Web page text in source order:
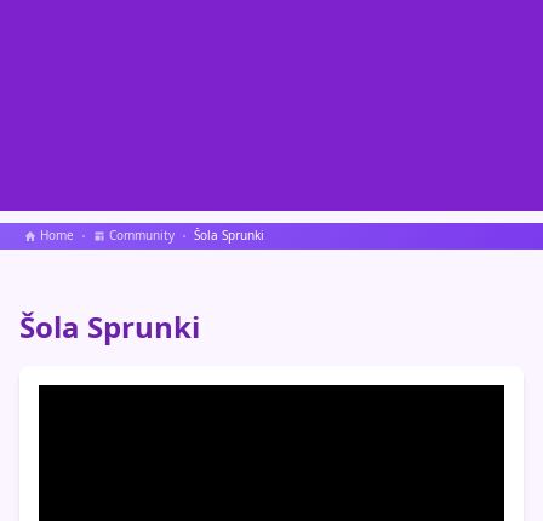
Home Community Šola Sprunki
Šola Sprunki